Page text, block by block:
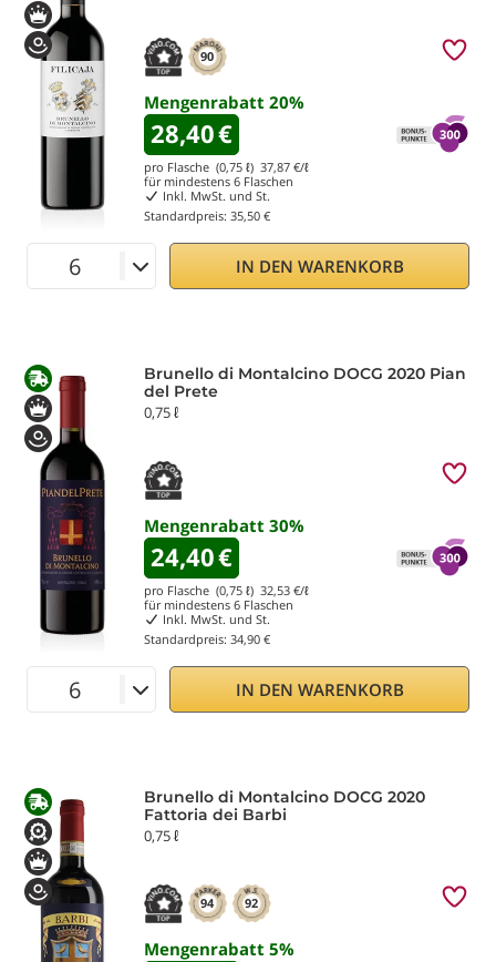
90
Mengenrabatt 20%
28,40€
pro Flasche (0,75 ℓ) 37,87 €/ℓ
für mindestens 6 Flaschen
Inkl. MwSt. und St.
Standardpreis: 35,50 €
IN DEN WARENKORB
Brunello di Montalcino DOCG 2020 Pian
del Prete
0,75 ℓ
Mengenrabatt 30%
24,40€
pro Flasche (0,75 ℓ) 32,53 €/ℓ
für mindestens 6 Flaschen
Inkl. MwSt. und St.
Standardpreis: 34,90 €
IN DEN WARENKORB
Brunello di Montalcino DOCG 2020
Fattoria dei Barbi
0,75 ℓ
94 92
Mengenrabatt 5%